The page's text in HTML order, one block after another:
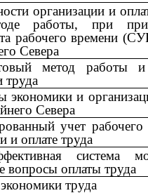
организации и
работы, при
рабочего времени
Севера
метод работы и
труда
и
Севера
учет рабочего
и оплате труда
система
вопросы оплаты труда
труда